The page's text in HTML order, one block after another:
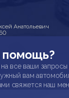
Анатольевич
все ваши
вам
свяжется наш